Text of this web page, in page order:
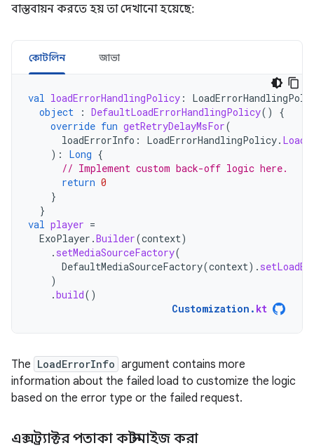
বাস্তবায়ন করতে হয় তা দেখানো হয়েছে:
কোটলিন জাভা
val loadErrorHandlingPolicy :
object
: DefaultLoadErrorHandlingPolicy()
{
override fun getRetryDelayMsFor(
loadErrorInfo : LoadErrorHandlingPolicy.
):
Long {
// Implement custom back-off logic here.
return 0
}
}
val player =
ExoPlayer .Builder(context)
. setMediaSourceFactory(
DefaultMediaSourceFactory(context).
)
.build()
Customization . kt
The LoadErrorInfo argument contains more
information about the failed load to customize the logic
based on the error type or the failed request.
এক্সট্র্যাক্টর পতাকা কাস্টমাইজ করা